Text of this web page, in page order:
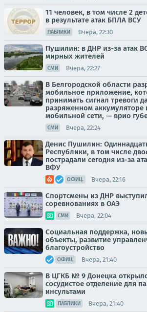
11 человек, в том числе 2
в результате атак БПЛА ВСУ
ПАБЛИКИ Вчера, 22:30
Пушилин: в ДНР из-за атак
мирных жителей
СМИ Вчера, 22:27
В Белгородской области
мобильное приложение,
принимать сигнал тревоги
разряженном аккумуляторе
мобильной сети, — врио
СМИ Вчера, 22:24
Денис Пушилин:
Республики, в том числе
пострадали сегодня из-за
ВФУ
ОФИЦ. Вчера, 22:16
Спортсмены из ДНР
соревнованиях в ОАЭ
СМИ Вчера, 22:04
Социальная поддержка,
объекты, развитие
благоустройство
ОФИЦ. Вчера, 21:40
В ЦГКБ № 9 Донецка
сосудистое отделение для
инсультами
ПАБЛИКИ Вчера, 21:40